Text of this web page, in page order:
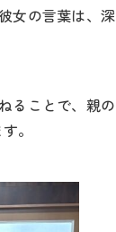
女の言葉は、深
ることで、親の
。